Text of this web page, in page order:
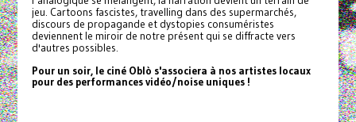
jeu. Cartoons fascistes, travelling dans des supermarchés,
discours de propagande et dystopies consuméristes
deviennent le miroir de notre présent qui se diffracte vers
d'autres possibles.
Pour un soir, le ciné Oblò s'associera à nos artistes locaux
pour des performances vidéo/noise uniques !